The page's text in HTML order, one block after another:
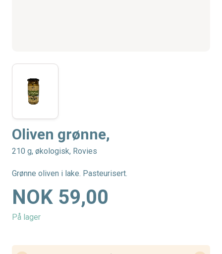
Oliven grønne,
210 g, økologisk, Rovies
Grønne oliven i lake. Pasteurisert.
NOK 59,00
På lager